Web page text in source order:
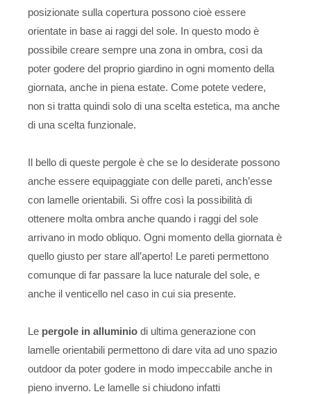
posizionate sulla copertura possono cioè essere
orientate in base ai raggi del sole. In questo modo è
possibile creare sempre una zona in ombra, così da
poter godere del proprio giardino in ogni momento della
giornata, anche in piena estate. Come potete vedere,
non si tratta quindi solo di una scelta estetica, ma anche
di una scelta funzionale.
Il bello di queste pergole è che se lo desiderate possono
anche essere equipaggiate con delle pareti, anch’esse
con lamelle orientabili. Si offre così la possibilità di
ottenere molta ombra anche quando i raggi del sole
arrivano in modo obliquo. Ogni momento della giornata è
quello giusto per stare all’aperto! Le pareti permettono
comunque di far passare la luce naturale del sole, e
anche il venticello nel caso in cui sia presente.
Le pergole in alluminio di ultima generazione con
lamelle orientabili permettono di dare vita ad uno spazio
outdoor da poter godere in modo impeccabile anche in
pieno inverno. Le lamelle si chiudono infatti